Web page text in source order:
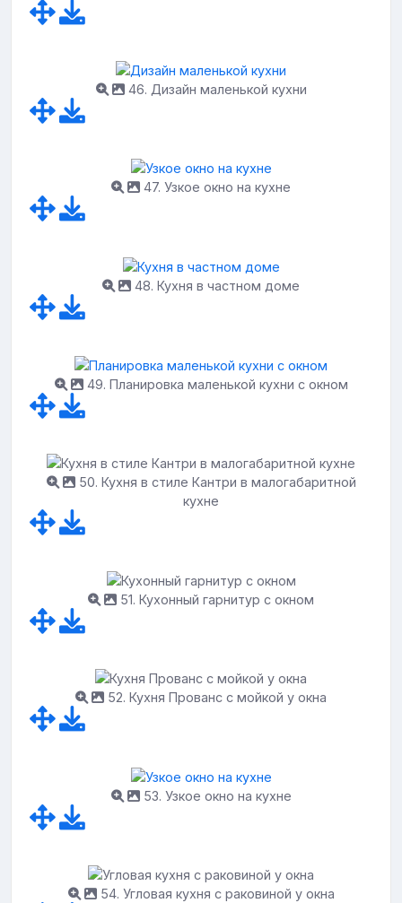
46. Дизайн маленькой кухни
47. Узкое окно на кухне
48. Кухня в частном доме
49. Планировка маленькой кухни с окном
50. Кухня в стиле Кантри в малогабаритной
кухне
51. Кухонный гарнитур с окном
52. Кухня Прованс с мойкой у окна
53. Узкое окно на кухне
54. Угловая кухня с раковиной у окна